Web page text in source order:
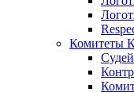
Комитеты